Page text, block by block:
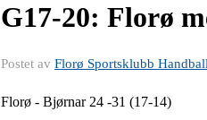
G17-20: Florø
Postet av Florø Sportsklubb Handball
Florø - Bjørnar 24 -31 (17-14)